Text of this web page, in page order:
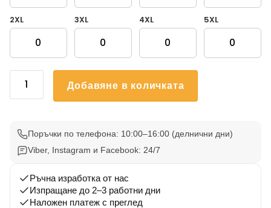
2XL 3XL 4XL 5XL
количество
ергенско
парти
свободен
токен
Добавяне в количката
Поръчки по телефона: 10:00–16:00 (делнични дни)
Viber, Instagram и Facebook: 24/7
Ръчна изработка от нас
Изпращане до 2–3 работни дни
Наложен платеж с преглед